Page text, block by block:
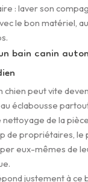
: laver son
le bon matériel,
bain canin
chien peut vite
éclabousse
de la
de propriétaires, le
eux-mêmes de
justement à ce